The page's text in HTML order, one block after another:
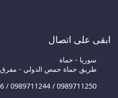
ابقى على اتصال
سوريا - حماة
طريق حماة حمص الدولي -
/ 0989711244 / 0989711250